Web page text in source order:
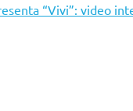
“Vivi”: video